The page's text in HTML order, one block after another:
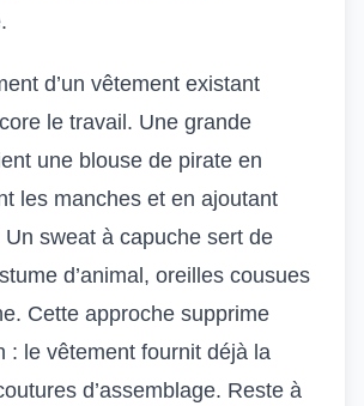
d’un vêtement existant
le travail. Une grande
une blouse de pirate en
les manches et en ajoutant
sweat à capuche sert de
d’animal, oreilles cousues
Cette approche supprime
: le vêtement fournit déjà la
d’assemblage. Reste à